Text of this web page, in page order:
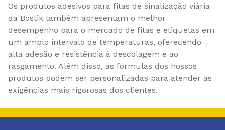
Os produtos adesivos para fitas de sinalização viária
da Bostik também apresentam o melhor
desempenho para o mercado de fitas e etiquetas em
um amplo intervalo de temperaturas, oferecendo
alta adesão e resistência à descolagem e ao
rasgamento. Além disso, as fórmulas dos nossos
produtos podem ser personalizadas para atender às
exigências mais rigorosas dos clientes.